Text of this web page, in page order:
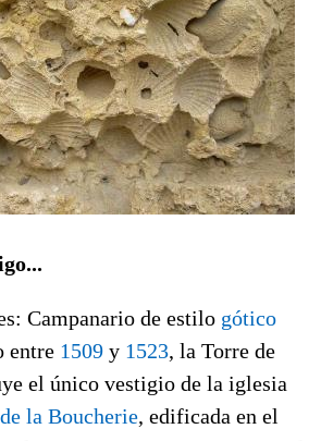
Campanario de estilo gótico
entre 1509 y 1523, la Torre de
el único vestigio de la iglesia
la Boucherie, edificada en el